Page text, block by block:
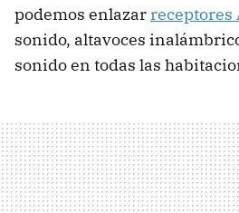
podemos enlazar receptores
sonido, altavoces
sonido en todas las